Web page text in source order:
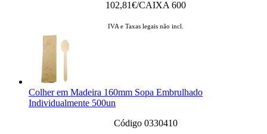
102,81€/CAIXA 600
IVA e Taxas legais não incl.
Colher em Madeira 160mm Sopa Embrulhado
Individualmente 500un
Código 0330410